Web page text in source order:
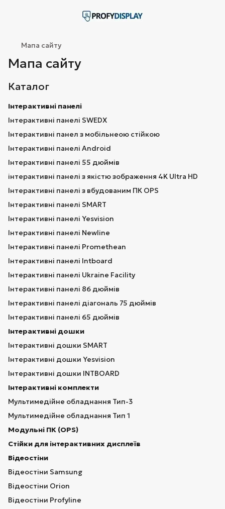
Мапа сайту
Мапа сайту
Каталог
Інтерактивні панелі
Інтерактивні панелі SWEDX
Інтерактивні панел з мобільнеою стійкою
Інтерактивні панелі Android
Інтерактивні панелі 55 дюймів
інтерактивні панелі з якістю зображення 4K Ultra HD
Інтерактивні панелі з вбудованим ПК OPS
Інтерактивні панелі SMART
Інтерактивні панелі Yesvision
Інтерактивні панелі Newline
Інтерактивні панелі Promethean
Інтерактивні панелі Intboard
Інтерактивні панелі Ukraine Facility
Інтерактивні панелі 86 дюймів
Інтерактивні панелі діагональ 75 дюймів
Інтерактивні панелі 65 дюймів
Інтерактивні дошки
Інтерактивні дошки SMART
Інтерактивні дошки Yesvision
Інтерактивні дошки INTBOARD
Інтерактивні комплекти
Мультимедійне обладнання Тип-3
Мультимедійне обладнання Тип 1
Модульні ПК (OPS)
Стійки для інтерактивних дисплеїв
Відеостіни
Відеостіни Samsung
Відеостіни Orion
Відеостіни Profyline